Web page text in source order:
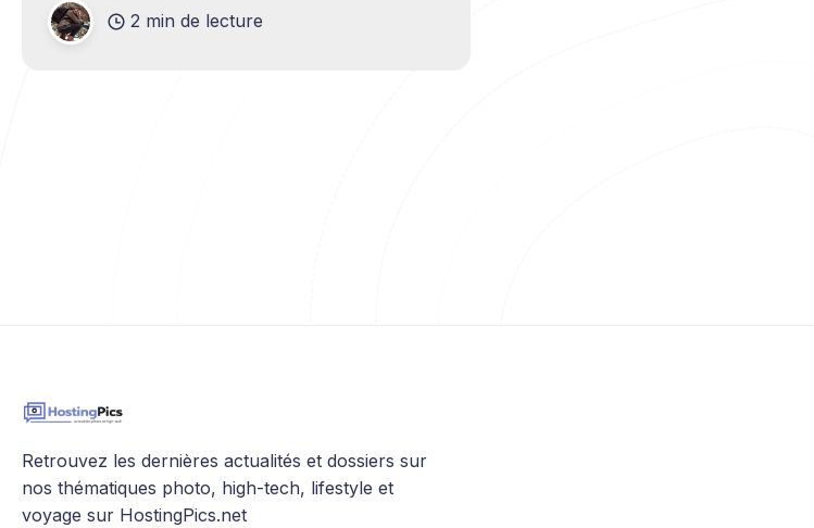
savoir sélectionner2 min de lecture
Retrouvez les dernières actualités et dossiers sur
nos thématiques photo, high-tech, lifestyle et
voyage sur HostingPics.net